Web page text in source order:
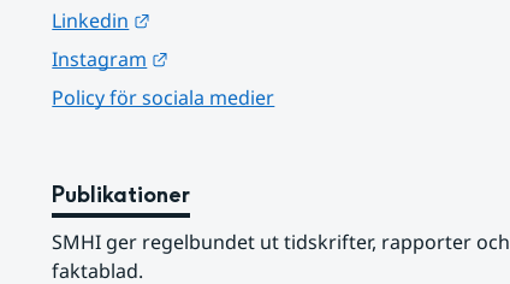
Linkedin
Instagram
Policy för sociala medier
Publikationer
SMHI ger regelbundet ut tidskrifter, rapporter och
faktablad.